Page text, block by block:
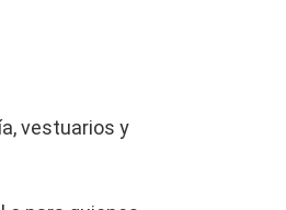
vestuarios y